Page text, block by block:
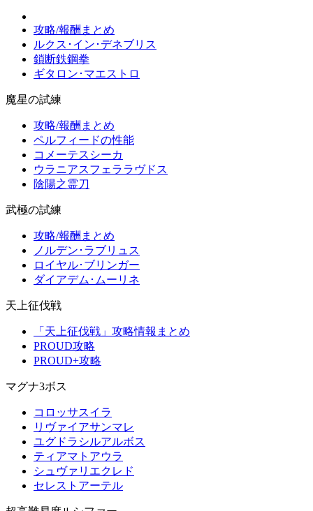
攻略/報酬まとめ
ルクス･イン･デネブリス
鎖断鉄鋼拳
ギタロン･マエストロ
魔星の試練
攻略/報酬まとめ
ペルフィードの性能
コメーテスシーカ
ウラニアスフェララヴドス
陰陽之霊刀
武極の試練
攻略/報酬まとめ
ノルデン･ラブリュス
ロイヤル･ブリンガー
ダイアデム･ムーリネ
天上征伐戦
「天上征伐戦」攻略情報まとめ
PROUD攻略
PROUD+攻略
マグナ3ボス
コロッサスイラ
リヴァイアサンマレ
ユグドラシルアルボス
ティアマトアウラ
シュヴァリエクレド
セレストアーテル